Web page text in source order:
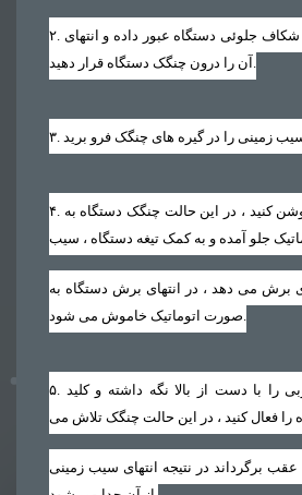
۲
۳
۴
جلو آمده و به کمک تیغه دستگاه ، سیب
برش می دهد ، در انتهای برش دستگاه به
۵
را فعال کنید ، در این حالت چنگک تلاش می
برگرداند در نتیجه انتهای سیب زمینی